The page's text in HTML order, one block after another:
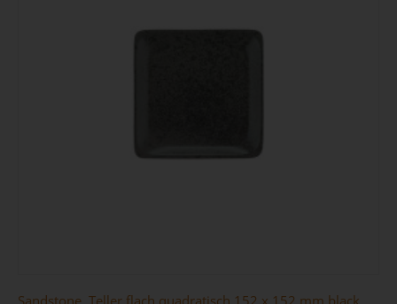
Sandstone, Teller flach quadratisch 152 x 152 mm black